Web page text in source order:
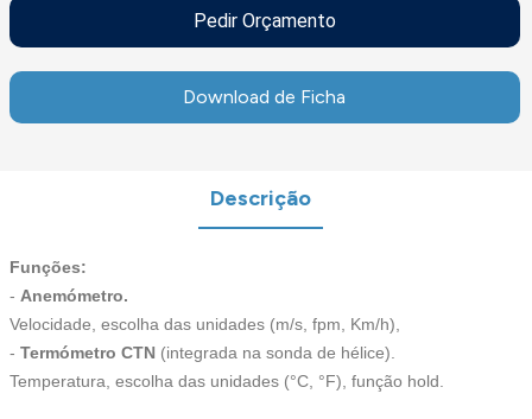
Pedir Orçamento
Download de Ficha
Descrição
Funções:
- Anemómetro.
Velocidade, escolha das unidades (m/s, fpm, Km/h),
- Termómetro CTN(integrada na sonda de hélice).
Temperatura, escolha das unidades (°C, °F), função hold.